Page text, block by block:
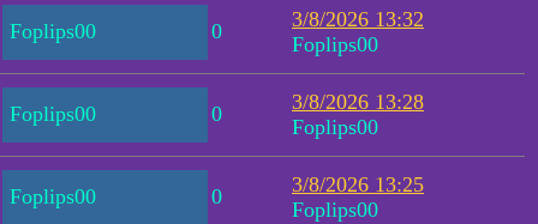
Foplips00 0
3/8/2026 13:32
Foplips00
Foplips00 0
3/8/2026 13:28
Foplips00
Foplips00 0
3/8/2026 13:25
Foplips00